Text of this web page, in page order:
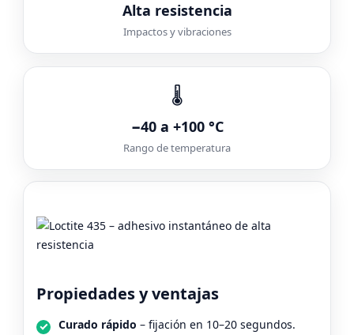
Alta resistencia
Impactos y vibraciones
🌡️
−40 a +100 °C
Rango de temperatura
Propiedades y ventajas
Curado rápido – fijación en 10–20 segundos.